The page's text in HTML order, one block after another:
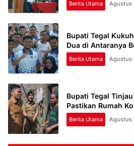
Berita Utama Agustus
Bupati Tegal
Dua di Antaranya
Berita Utama Agustus
Bupati Tegal
Pastikan Rumah
Berita Utama Agustus